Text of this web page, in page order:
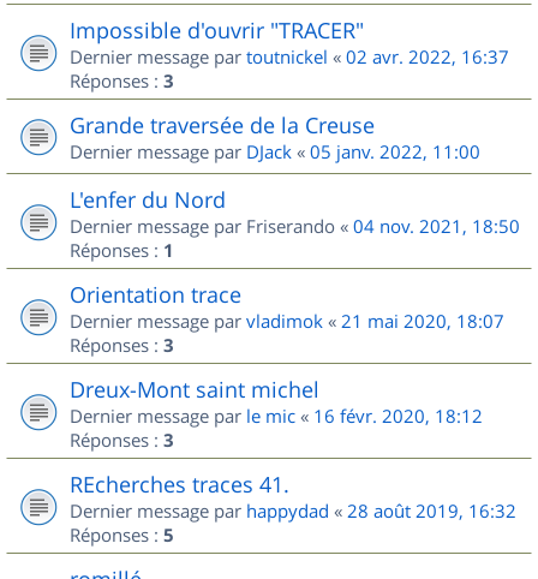
Impossible d'ouvrir "TRACER"
Dernier message par toutnickel « 02 avr. 2022, 16:37
Réponses : 3
Grande traversée de la Creuse
Dernier message par DJack « 05 janv. 2022, 11:00
L'enfer du Nord
Dernier message par Friserando « 04 nov. 2021, 18:50
Réponses : 1
Orientation trace
Dernier message par vladimok « 21 mai 2020, 18:07
Réponses : 3
Dreux-Mont saint michel
Dernier message par le mic « 16 févr. 2020, 18:12
Réponses : 3
REcherches traces 41.
Dernier message par happydad « 28 août 2019, 16:32
Réponses : 5